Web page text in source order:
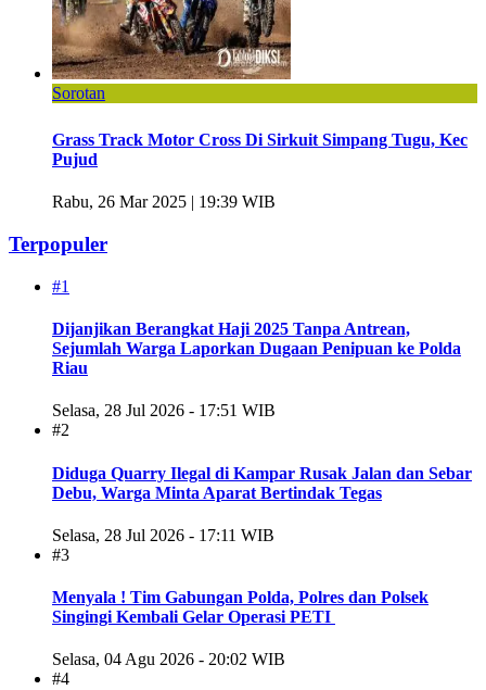
Sorotan
Grass Track Motor Cross Di Sirkuit Simpang Tugu, Kec
Pujud
Rabu, 26 Mar 2025 | 19:39 WIB
Terpopuler
#1
Dijanjikan Berangkat Haji 2025 Tanpa Antrean,
Sejumlah Warga Laporkan Dugaan Penipuan ke Polda
Riau
Selasa, 28 Jul 2026 - 17:51 WIB
#2
Diduga Quarry Ilegal di Kampar Rusak Jalan dan Sebar
Debu, Warga Minta Aparat Bertindak Tegas
Selasa, 28 Jul 2026 - 17:11 WIB
#3
Menyala ! Tim Gabungan Polda, Polres dan Polsek
Singingi Kembali Gelar Operasi PETI
Selasa, 04 Agu 2026 - 20:02 WIB
#4